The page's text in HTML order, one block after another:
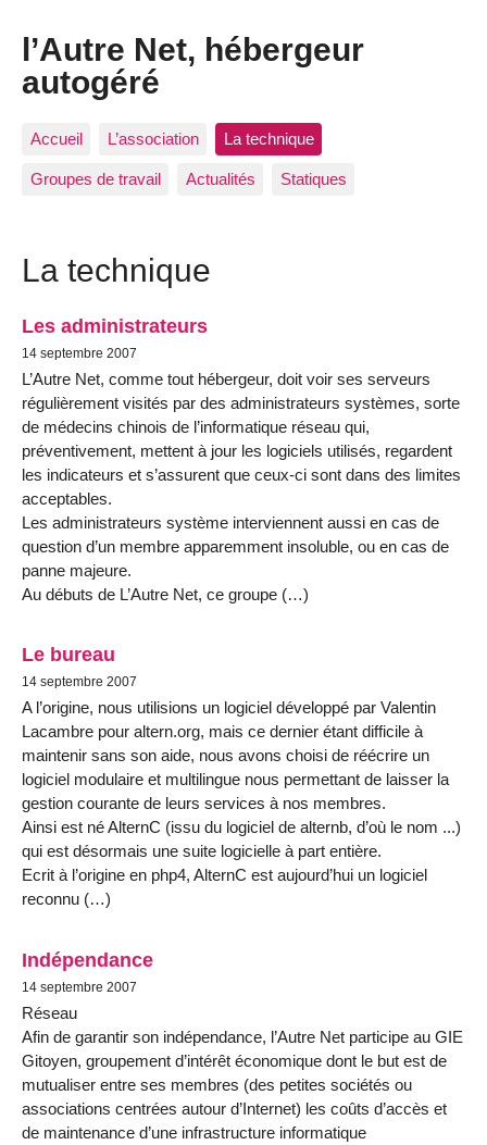
l’Autre Net, hébergeur
autogéré
Accueil L’association La technique
Groupes de travail Actualités Statiques
La technique
Les administrateurs
14 septembre 2007
L’Autre Net, comme tout hébergeur, doit voir ses serveurs
régulièrement visités par des administrateurs systèmes, sorte
de médecins chinois de l’informatique réseau qui,
préventivement, mettent à jour les logiciels utilisés, regardent
les indicateurs et s’assurent que ceux-ci sont dans des limites
acceptables.
Les administrateurs système interviennent aussi en cas de
question d’un membre apparemment insoluble, ou en cas de
panne majeure.
Au débuts de L’Autre Net, ce groupe (…)
Le bureau
14 septembre 2007
A l’origine, nous utilisions un logiciel développé par Valentin
Lacambre pour altern.org, mais ce dernier étant difficile à
maintenir sans son aide, nous avons choisi de réécrire un
logiciel modulaire et multilingue nous permettant de laisser la
gestion courante de leurs services à nos membres.
Ainsi est né AlternC (issu du logiciel de alternb, d’où le nom ...)
qui est désormais une suite logicielle à part entière.
Ecrit à l’origine en php4, AlternC est aujourd’hui un logiciel
reconnu (…)
Indépendance
14 septembre 2007
Réseau
Afin de garantir son indépendance, l’Autre Net participe au GIE
Gitoyen, groupement d’intérêt économique dont le but est de
mutualiser entre ses membres (des petites sociétés ou
associations centrées autour d’Internet) les coûts d’accès et
de maintenance d’une infrastructure informatique